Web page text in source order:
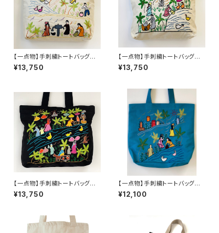
【一点物】手刺繍トートバッグ
タッセル付き カントリーライ
フ ホワイト1 エジプト綿 大
¥13,750
【一点物】手刺繍トートバッグ
カントリーライフ ホワイト２
エジプト綿 大容量 チャック
¥13,750
【一点物】手刺繍トートバッグ
カントリーライフ ブラック エ
ジプト綿 大容量 チャック付
¥13,750
【一点物】手刺繍トートバッグ
カントリーライフ ターコイズブ
ルー エジプト綿 大容量 チ
¥12,100